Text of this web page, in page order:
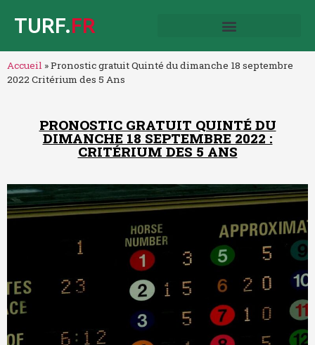
TURF.FR
Accueil »Pronostic gratuit Quinté du dimanche 18 septembre
2022 Critérium des 5 Ans
PRONOSTIC GRATUIT QUINTÉ DU
DIMANCHE 18 SEPTEMBRE 2022 :
CRITÉRIUM DES 5 ANS